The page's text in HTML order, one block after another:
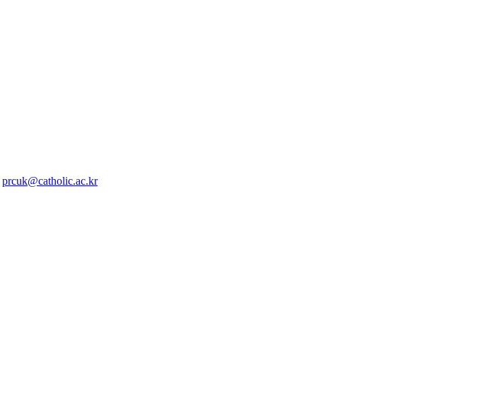
prcuk@catholic.ac.kr